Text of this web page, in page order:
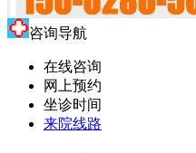
咨询导航
在线咨询
网上预约
坐诊时间
来院线路